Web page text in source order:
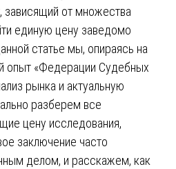
зависящий от множества
единую цену заведомо
статье мы, опираясь на
опыт «Федерации Судебных
рынка и актуальную
разберем все
цену исследования,
заключение часто
делом, и расскажем, как